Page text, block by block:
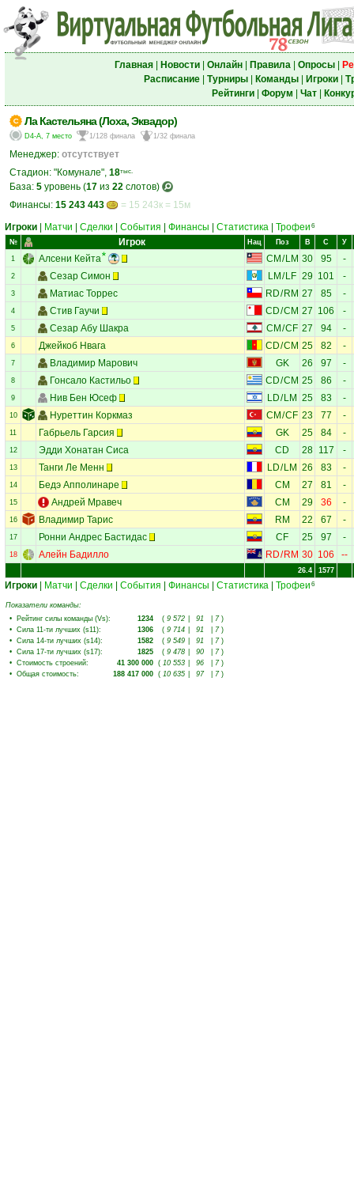
Главная| Новости| Онлайн| Правила| Опросы|
Расписание| Турниры| Команды| Игроки|
Рейтинги| Форум Чат|
Ла Кастельяна (Лоха, Эквадор)
D4-A, 7 место 1/128 финала 1/32 финала
Менеджер: отсутствует
Стадион: "Комунале", 18тыс.
База: 5 уровень (17 из 22 слотов)
Финансы: 15 243 443
= 15 243к = 15м
Игроки
Матчи Сделки События Финансы Статистика Трофеи 6
№ Игрок Нац Поз В С У
1 Алсени Кейта CM /LM 30 95 -
2 Сезар Симон LM / LF 29 101 -
3 Матиас Торрес RD/ RM 27 85 -
4 Стив Гаучи CD/CM 27 106 -
5 Сезар Абу Шакра CM /CF 27 94 -
6 Джейкоб Нвага CD/CM 25 82 -
7 Владимир Марович GK 26 97 -
8 Гонсало Кастильо CD/CM 25 86 -
9 Нив Бен Юсеф LD/ LM 25 83 -
10 Нуреттин Коркмаз CM /CF 23 77 -
11 Габрьель Гарсия GK 25 84 -
12 Эдди Хонатан Сиса CD 28 117 -
13 Танги Ле Менн LD/ LM 26 83 -
14 Бедэ Апполинаре CM 27 81 -
15 Андрей Мравеч CM 29 36 -
16 Владимир Тарис RM 22 67 -
17 Ронни Андрес Бастидас CF 25 97 -
18 Алейн Бадилло RD/ RM 30 106 --
26.4 1577
Игроки Матчи Сделки События Финансы Статистика Трофеи 6
Показатели команды:
• Рейтинг силы команды (Vs): 1234 ( 9 572 91 7)
• Сила 11-ти лучших (s11): 1306 ( 9 714 91 7)
• Сила 14-ти лучших (s14): 1582 ( 9 549 91 7)
• Сила 17-ти лучших (s17): 1825 ( 9 478 90 7)
• Стоимость строений: 41 300 000 ( 10 553 96 7 )
• Общая стоимость: 188 417 000 ( 10 635 97 7 )